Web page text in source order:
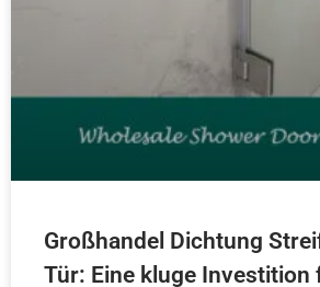
Großhandel Dichtung
Tür: Eine kluge Investition